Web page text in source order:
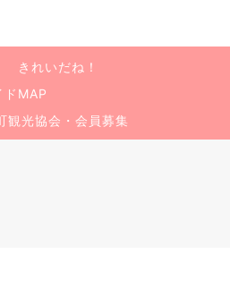
きれいだね！
ドMAP
観光協会・会員募集